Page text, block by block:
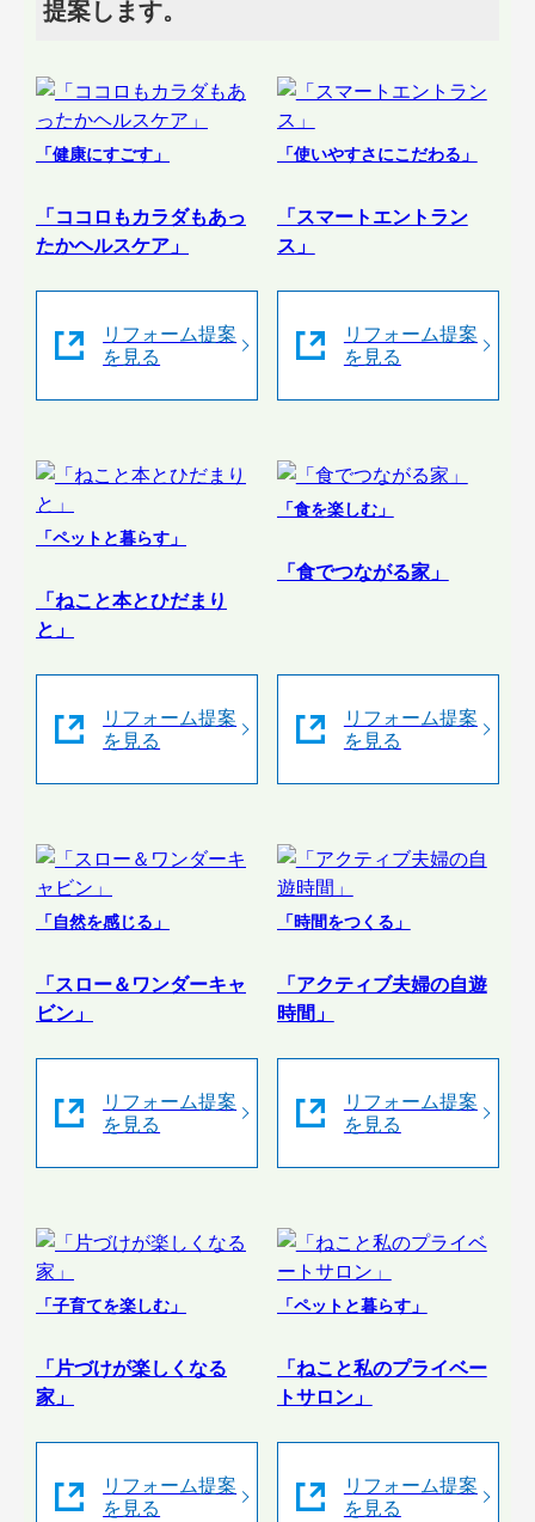
提案します。
「健康にすごす」
「ココロもカラダもあっ
たかヘルスケア」
リフォーム提案
を見る
「使いやすさにこだわる」
「スマートエントラン
ス」
リフォーム提案
を見る
「ペットと暮らす」
「ねこと本とひだまり
と」
リフォーム提案
を見る
「食を楽しむ」
「食でつながる家」
リフォーム提案
を見る
「自然を感じる」
「スロー＆ワンダーキャ
ビン」
リフォーム提案
を見る
「時間をつくる」
「アクティブ夫婦の自遊
時間」
リフォーム提案
を見る
「子育てを楽しむ」
「片づけが楽しくなる
家」
リフォーム提案
を見る
「ペットと暮らす」
「ねこと私のプライベー
トサロン」
リフォーム提案
を見る